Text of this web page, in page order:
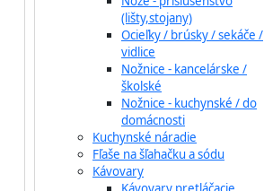
(lišty,stojany)
Ocieľky / brúsky / sekáče /
vidlice
Nožnice - kancelárske /
školské
Nožnice - kuchynské / do
domácnosti
Kuchynské náradie
Fľaše na šľahačku a sódu
Kávovary